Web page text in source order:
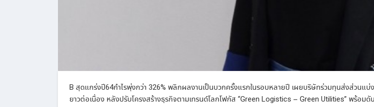
B สุดแกร่งปี64กำไรพุ่งกว่า 326% พลิกผลงานเป็นบวกครั้งแรกในรอบหลายปี เผยบริษัทร่วมทุนส่งส่วนแ
ยาวต่อเนื่อง หลังปรับโครงสร้างธุรกิจตามเทรนด์โลกโฟกัส “Green Logistics – Green Utilities” พร้อมดั